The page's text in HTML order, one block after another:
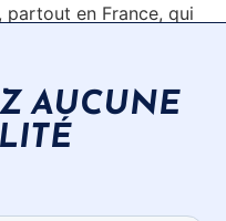
partout en France, qui
AUCUNE